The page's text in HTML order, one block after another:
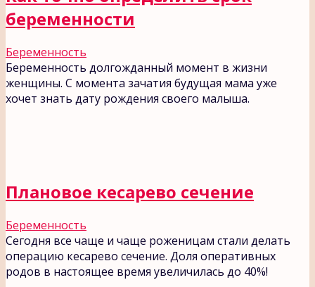
беременности
Беременность
Беременность долгожданный момент в жизни
женщины. С момента зачатия будущая мама уже
хочет знать дату рождения своего малыша.
Плановое кесарево сечение
Беременность
Сегодня все чаще и чаще роженицам стали делать
операцию кесарево сечение. Доля оперативных
родов в настоящее время увеличилась до 40%!